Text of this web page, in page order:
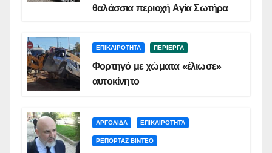
θαλάσσια περιοχή Αγία Σωτήρα
ΕΠΙΚΑΙΡΟΤΗΤΑ ΠΕΡΙΕΡΓΑ
Φορτηγό με χώματα «έλιωσε»
αυτοκίνητο
ΑΡΓΟΛΙΔΑ ΕΠΙΚΑΙΡΟΤΗΤΑ
ΡΕΠΟΡΤΑΖ ΒΙΝΤΕΟ